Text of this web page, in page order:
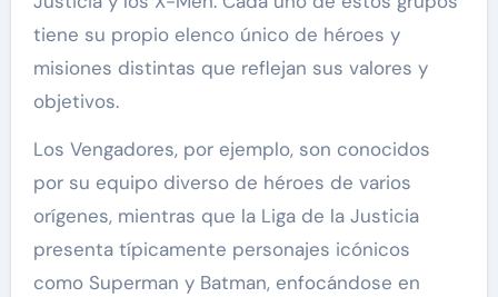
tiene su propio elenco único de héroes y
misiones distintas que reflejan sus valores y
objetivos.
Los Vengadores, por ejemplo, son conocidos
por su equipo diverso de héroes de varios
orígenes, mientras que la Liga de la Justicia
presenta típicamente personajes icónicos
como Superman y Batman, enfocándose en